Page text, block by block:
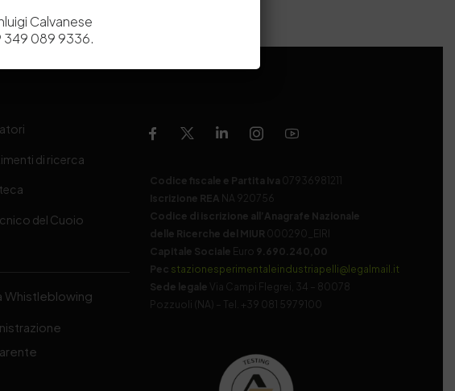
di ricerca
del Cuoio
Whistleblowing
Codice fiscale e Partita Iva 07936981211
Iscrizione REA NA 920756
Codice di iscrizione all’Anagrafe Nazionale
delle Ricerche del MIUR 000290_EIRI
Capitale Sociale Euro 9.690.240,00
Pec stazionesperimentaleindustriapelli@legalmail.it
Sede legale
Via Campi Flegrei, 34 – 80078
Pozzuoli (NA) – Tel. +39 081 5979100
Calvanese
349 089 9336.